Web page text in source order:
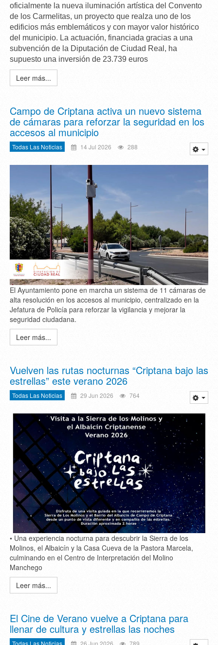
oficialmente la nueva iluminación artística del Convento
de los Carmelitas, un proyecto que realza uno de los
edificios más emblemáticos y con mayor valor histórico
del municipio. La actuación, financiada gracias a una
subvención de la Diputación de Ciudad Real, ha
supuesto una inversión de 23.739 euros
Leer más...
Campo de Criptana activa un nuevo sistema
de cámaras para reforzar la seguridad en los
accesos al municipio
Todas Las Noticias 14 Jul 2026 288
El Ayuntamiento pone en marcha un sistema de 11 cámaras de
alta resolución en los accesos al municipio, centralizado en la
Jefatura de Policía para reforzar la vigilancia y mejorar la
seguridad ciudadana.
Leer más...
Vuelven las rutas nocturnas “Criptana bajo las
estrellas” este verano 2026
Todas Las Noticias 29 Jun 2026 764
• Una experiencia nocturna para descubrir la Sierra de los
Molinos, el Albaicín y la Casa Cueva de la Pastora Marcela,
culminando en el Centro de Interpretación del Molino
Manchego
Leer más...
El Cine de Verano vuelve a Criptana para
llenar de cultura y estrellas las noches
Todas Las Noticias 26 Jun 2026 789